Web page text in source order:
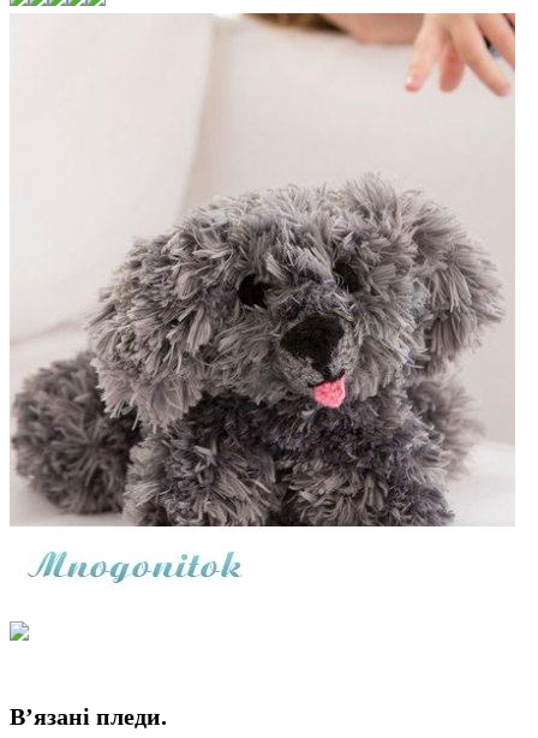
В’язані пледи.